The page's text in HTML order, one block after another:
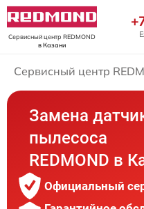
Сервисный центр REDMOND
в Казани
Сервисный центр
Замена
пылесоса
REDMOND в
Официальный